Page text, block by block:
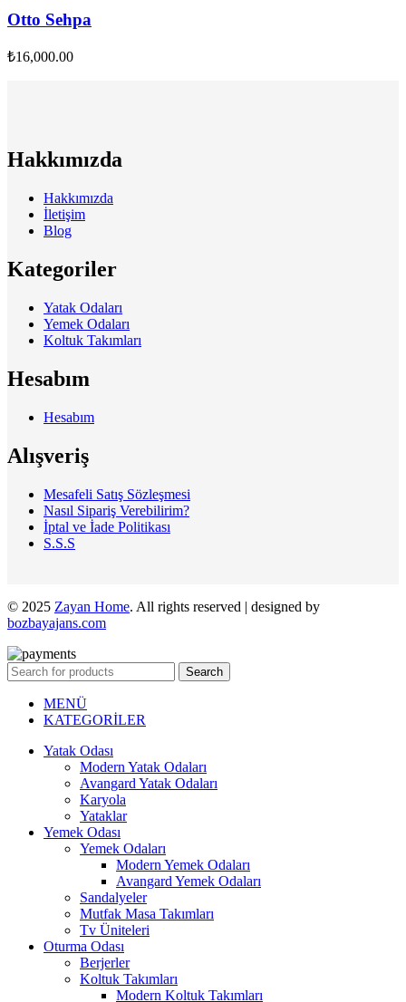
Otto Sehpa
₺16,000.00
Hakkımızda
Hakkımızda
İletişim
Blog
Kategoriler
Yatak Odaları
Yemek Odaları
Koltuk Takımları
Hesabım
Hesabım
Alışveriş
Mesafeli Satış Sözleşmesi
Nasıl Sipariş Verebilirim?
İptal ve İade Politikası
S.S.S
© 2025 Zayan Home. All rights reserved | designed by
bozbayajans.com
Search
MENÜ
KATEGORİLER
Yatak Odası
Modern Yatak Odaları
Avangard Yatak Odaları
Karyola
Yataklar
Yemek Odası
Yemek Odaları
Modern Yemek Odaları
Avangard Yemek Odaları
Sandalyeler
Mutfak Masa Takımları
Tv Üniteleri
Oturma Odası
Berjerler
Koltuk Takımları
Modern Koltuk Takımları